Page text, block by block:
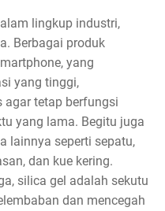
lingkup industri,
Berbagai produk
yang
yang tinggi,
agar tetap berfungsi
yang lama. Begitu juga
lainnya seperti sepatu,
dan kue kering.
silica gel adalah sekutu
dan mencegah